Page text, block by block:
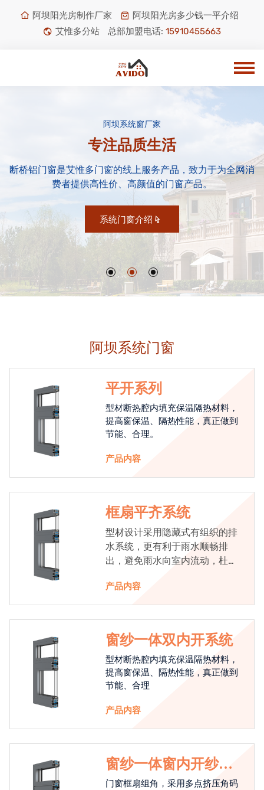
阿坝阳光房制作厂家
阿坝阳光房多少钱一平介绍
艾惟多分站
总部加盟电话: 15910455663
阿坝系统窗厂家
专注品质生活
断桥铝门窗是艾惟多门窗的线上服务产品，致力于为全网消
费者提供高性价、高颜值的门窗产品。
系统门窗介绍
阿坝系统门窗
平开系列
型材断热腔内填充保温隔热材料，
提高窗保温、隔热性能，真正做到
节能、合理。
产品内容
框扇平齐系统
型材设计采用隐藏式有组织的排
水系统，更有利于雨水顺畅排
出，避免雨水向室内流动，杜绝
产品内容
窗纱一体双内开系统
型材断热腔内填充保温隔热材料，
提高窗保温、隔热性能，真正做到
节能、合理
产品内容
窗纱一体窗内开纱外
开系统
门窗框扇组角，采用多点挤压角码